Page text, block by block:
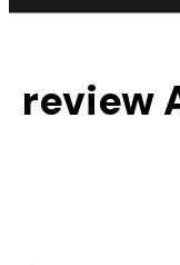
review